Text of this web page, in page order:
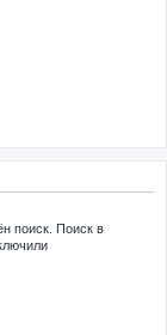
поиск. Поиск в